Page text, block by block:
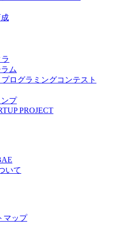
ム
ログラミングコンテスト
プ
PROJECT
いて
マップ